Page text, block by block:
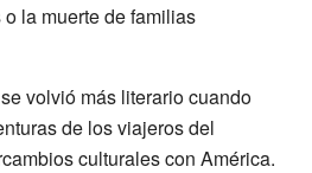
la muerte de familias
volvió más literario cuando
de los viajeros del
culturales con América.